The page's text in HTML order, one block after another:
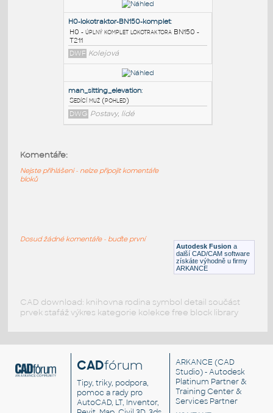
Nakladny-vagon-komplet
H0-Nákladný vagón-komplet
DWF Kolejová
Game_Boy_Zero v62
GameBoy Zero - hra
F3D Hračky
T211
Sedící muž (pohled)
Autodesk Fusion a
další CAD/CAM software
získáte výhodně u firmy
ARKANCE
Komentáře:
Nejste přihlášeni - nelze připojit komentáře
bloků
Dosud žádné komentáře - buďte první
CAD download: knihovna rodina symbol detail součást
prvek stafáž výkres kategorie kolekce free block library
CADfórum
Tipy, triky, podpora,
pomoc a rady pro
AutoCAD, LT, Inventor,
ARKANCE (CAD
Studio) - Autodesk
Platinum Partner &
Training Center &
Services Partner